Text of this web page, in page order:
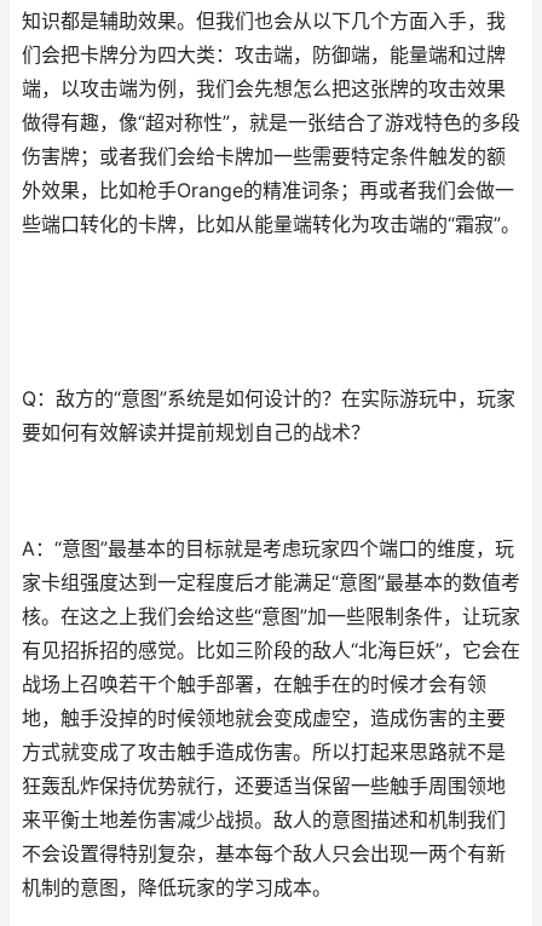
知识都是辅助效果。但我们也会从以下几个方面入手，我
们会把卡牌分为四大类：攻击端，防御端，能量端和过牌
端，以攻击端为例，我们会先想怎么把这张牌的攻击效果
做得有趣，像“超对称性”，就是一张结合了游戏特色的多段
伤害牌；或者我们会给卡牌加一些需要特定条件触发的额
外效果，比如枪手Orange的精准词条；再或者我们会做一
些端口转化的卡牌，比如从能量端转化为攻击端的“霜寂”。
Q：敌方的“意图”系统是如何设计的？在实际游玩中，玩家
要如何有效解读并提前规划自己的战术？
A：“意图”最基本的目标就是考虑玩家四个端口的维度，玩
家卡组强度达到一定程度后才能满足“意图”最基本的数值考
核。在这之上我们会给这些“意图”加一些限制条件，让玩家
有见招拆招的感觉。比如三阶段的敌人“北海巨妖”，它会在
战场上召唤若干个触手部署，在触手在的时候才会有领
地，触手没掉的时候领地就会变成虚空，造成伤害的主要
方式就变成了攻击触手造成伤害。所以打起来思路就不是
狂轰乱炸保持优势就行，还要适当保留一些触手周围领地
来平衡土地差伤害减少战损。敌人的意图描述和机制我们
不会设置得特别复杂，基本每个敌人只会出现一两个有新
机制的意图，降低玩家的学习成本。